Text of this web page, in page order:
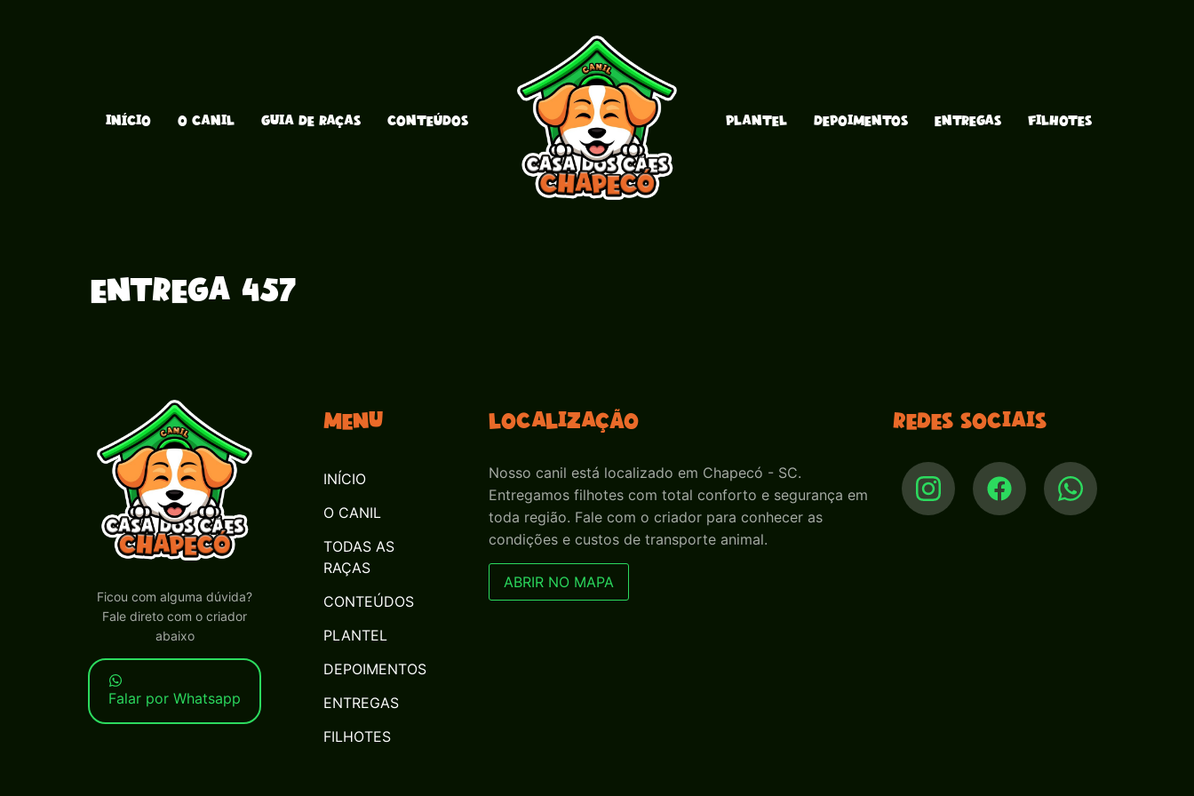
INÍCIO O CANIL GUIA DE RAÇAS CONTEÚDOS PLANTEL DEPOIMENTOS ENTREGAS FILHOTES
Entrega 457
Ficou com alguma dúvida?
Fale direto com o criador
abaixo
Falar por Whatsapp
Menu
INÍCIO
O CANIL
TODAS AS
RAÇAS
CONTEÚDOS
PLANTEL
DEPOIMENTOS
ENTREGAS
FILHOTES
Localização
Nosso canil está localizado em Chapecó - SC.
Entregamos filhotes com total conforto e segurança em
toda região. Fale com o criador para conhecer as
condições e custos de transporte animal.
ABRIR NO MAPA
Redes sociais